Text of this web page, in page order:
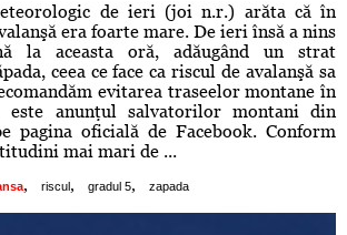
de ieri (joi n.r.) arăta că în
era foarte mare. De ieri însă a nins
la aceasta oră, adăugând un strat
ceea ce face ca riscul de avalanşă sa
evitarea traseelor montane în
este anunţul salvatorilor montani din
pagina oficială de Facebook. Conform
mai mari de ...
, riscul , gradul 5, zapada